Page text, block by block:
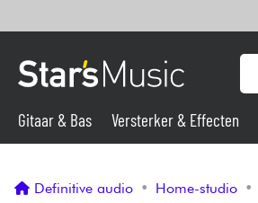
Gitaar & Bas Versterker & Effecten
Definitive audio • Home-studio •